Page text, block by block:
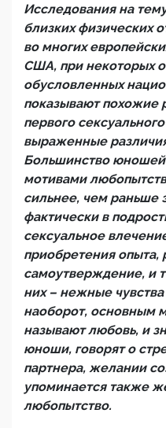
Исследования на
близких физических
во многих
США, при некоторых
обусловленных
показывают похожие
первого
выраженные
Большинство
мотивами
сильнее, чем раньше
фактически в
сексуальное
приобретения опыта,
самоутверждение, и
них – нежные
наоборот, основным
называют любовь, и
юноши, говорят о
партнера, желании
упоминается также
любопытство.